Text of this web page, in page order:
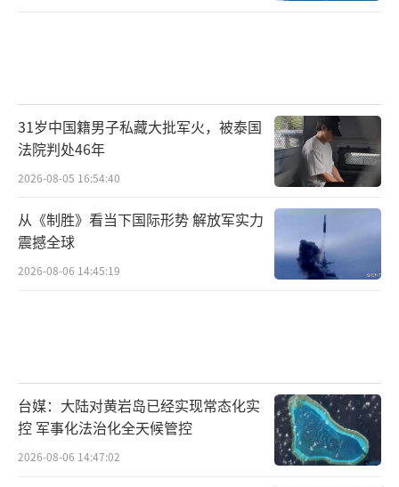
31岁中国籍男子私藏大批军火，被泰国
法院判处46年
2026-08-05 16:54:40
从《制胜》看当下国际形势 解放军实力
震撼全球
2026-08-06 14:45:19
台媒：大陆对黄岩岛已经实现常态化实
控 军事化法治化全天候管控
2026-08-06 14:47:02